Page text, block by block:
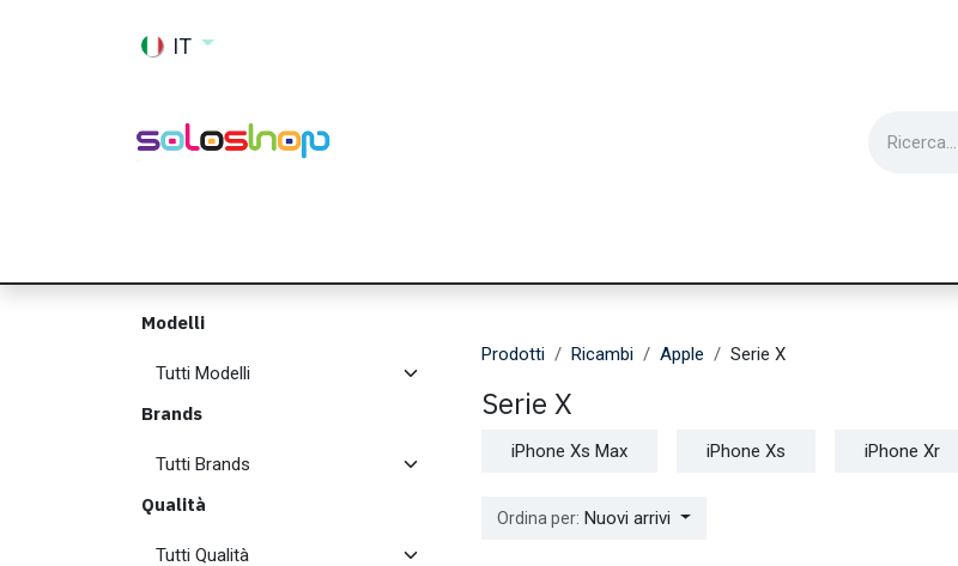
IT
Modelli
Brands
Qualità
Prodotti Ricambi Apple Serie X
Serie X
iPhone Xs Max iPhone Xs iPhone Xr
Ordina per: Nuovi arrivi